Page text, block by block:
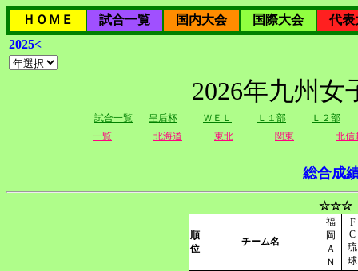
ＨＯＭＥ 試合一覧 国内大会 国際大会
代表
2025<
2026年九州
試合一覧 皇后杯 ＷＥＬ Ｌ１部
Ｌ２部
一覧
北海道 東北 関東 北信
総合成
☆☆☆
順
位
チーム名
福
岡
Ａ
Ｎ
F
C
琉
球